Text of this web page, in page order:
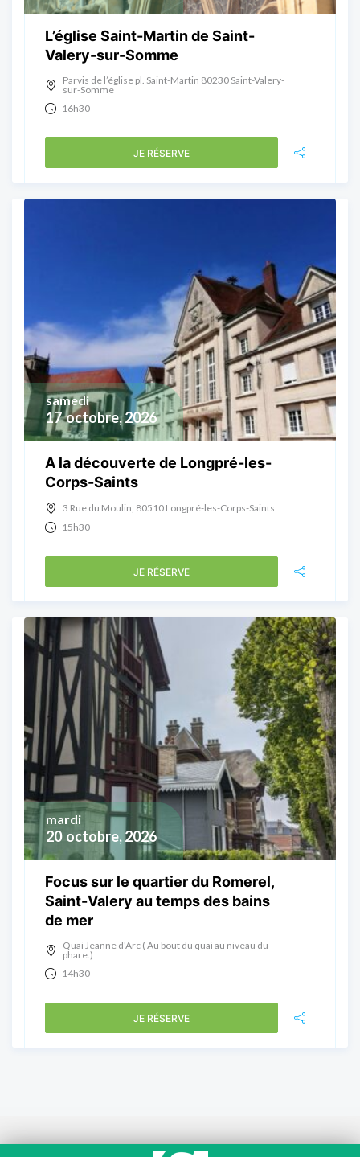
L’église Saint-Martin de Saint-
Valery-sur-Somme
Parvis de l’église pl. Saint-Martin 80230 Saint-Valery-
sur-Somme
16h30
JE RÉSERVE
17 octobre, 2026
samedi
A la découverte de Longpré-les-
Corps-Saints
3 Rue du Moulin, 80510 Longpré-les-Corps-Saints
15h30
JE RÉSERVE
20 octobre, 2026
mardi
Focus sur le quartier du Romerel,
Saint-Valery au temps des bains
de mer
Quai Jeanne d'Arc ( Au bout du quai au niveau du
phare.)
14h30
JE RÉSERVE